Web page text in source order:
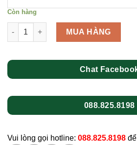
Còn hàng
Tảo xoắn tươi 10 viên số lượng
MUA HÀNG
Chat
088.825.8198
Vui lòng gọi hotline: 088.825.8198